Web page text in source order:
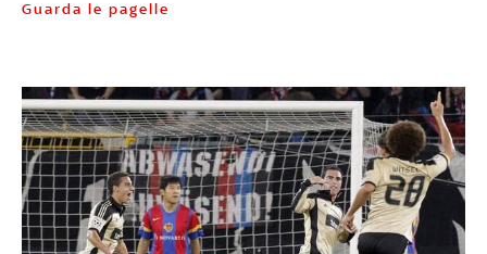
Guarda le pagelle